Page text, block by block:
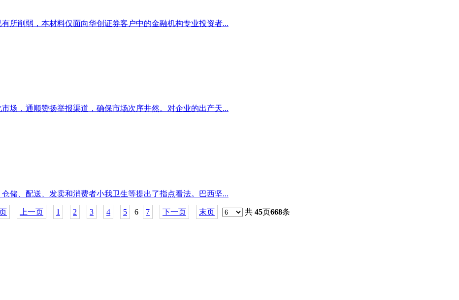
所削弱，本材料仅面向华创证券客户中的金融机构专业投资者...
场，通顺赞扬举报渠道，确保市场次序井然。对企业的出产天...
储、配送、发卖和消费者小我卫生等提出了指点看法。巴西坚...
上一页 1 2 3 4 5 6 7 下一页 末页 共 45页668条